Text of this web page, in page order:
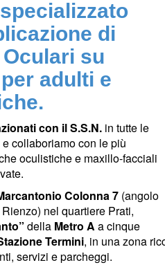
di
su
adulti e
con il S.S.N.in tutte le
collaboriamo con le più
oculistiche e maxillo-facciali
Colonna 7(angolo
nel quartiere Prati,
della Metro A a cinque
Termini, in una zona
servizi e parcheggi.